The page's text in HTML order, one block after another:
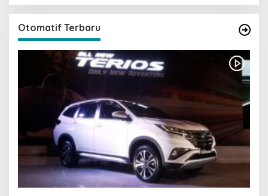
Otomatif Terbaru